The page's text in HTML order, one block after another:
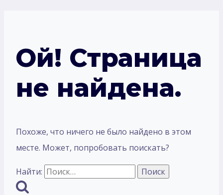
Ой! Страница
не найдена.
Похоже, что ничего не было найдено в этом
месте. Может, попробовать поискать?
Найти: